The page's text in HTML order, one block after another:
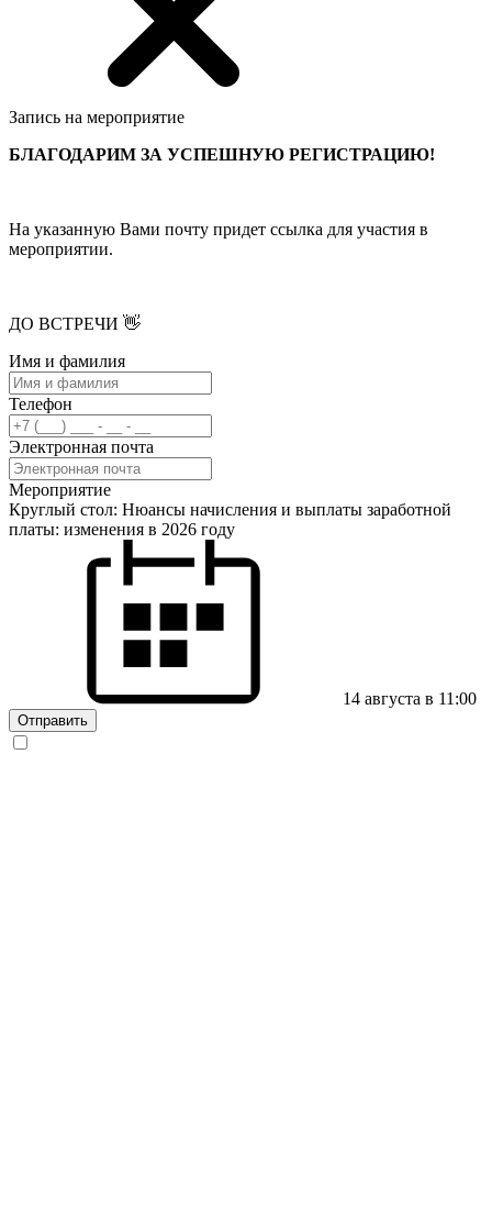
Запись на мероприятие
БЛАГОДАРИМ ЗА УСПЕШНУЮ РЕГИСТРАЦИЮ!
На указанную Вами почту придет ссылка для участия в
мероприятии.
ДО ВСТРЕЧИ 👋
Имя и фамилия
Телефон
Электронная почта
Мероприятие
Круглый стол: Нюансы начисления и выплаты заработной
платы: изменения в 2026 году
14 августа в 11:00
Отправить